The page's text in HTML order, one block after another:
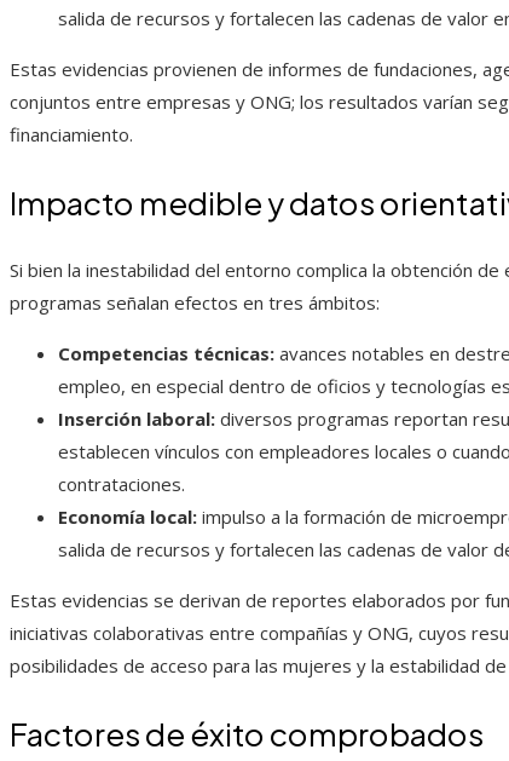
salida de recursos y fortalecen las cadenas de valor
Estas evidencias provienen de informes de fundaciones,
conjuntos entre empresas y ONG; los resultados varían
financiamiento.
Impacto medible y datos
Si bien la inestabilidad del entorno complica la obtención
programas señalan efectos en tres ámbitos:
Competencias técnicas: avances notables en
empleo, en especial dentro de oficios y tecnologías
Inserción laboral: diversos programas reportan
establecen vínculos con empleadores locales o
contrataciones.
Economía local: impulso a la formación de
salida de recursos y fortalecen las cadenas de valor
Estas evidencias se derivan de reportes elaborados por
iniciativas colaborativas entre compañías y ONG, cuyos
posibilidades de acceso para las mujeres y la estabilidad
Factores de éxito comprobados